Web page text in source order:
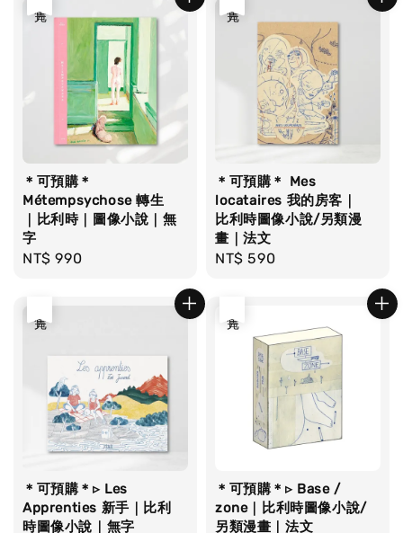
＊可預購＊
Métempsychose 轉生
｜比利時｜圖像小說｜無
字
Regular
NT$ 990
＊可預購＊ Mes
locataires 我的房客｜
比利時圖像小說/另類漫
畫｜法文
Regular
NT$ 590
＊可預購＊▹ Les
Apprenties 新手｜比利
時圖像小說｜無字
＊可預購＊▹ Base /
zone｜比利時圖像小說/
另類漫畫｜法文